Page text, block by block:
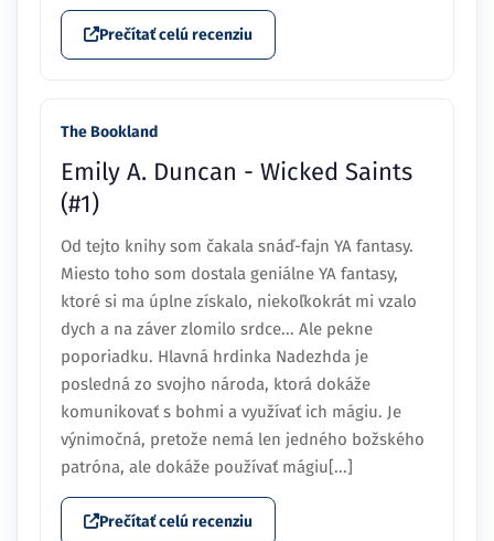
Prečítať celú recenziu
The Bookland
Emily A. Duncan - Wicked Saints
(#1)
Od tejto knihy som čakala snáď-fajn YA fantasy.
Miesto toho som dostala geniálne YA fantasy,
ktoré si ma úplne získalo, niekoľkokrát mi vzalo
dych a na záver zlomilo srdce... Ale pekne
poporiadku. Hlavná hrdinka Nadezhda je
posledná zo svojho národa, ktorá dokáže
komunikovať s bohmi a využívať ich mágiu. Je
výnimočná, pretože nemá len jedného božského
patróna, ale dokáže používať mágiu[...]
Prečítať celú recenziu